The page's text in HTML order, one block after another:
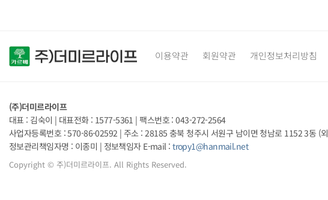
이용약관 회원약관 개인정보처리방침
(주)더미르라이프
대표 : 김숙이 | 대표전화 : 1577-5361 | 팩스번호 : 043-272-2564
사업자등록번호 : 570-86-02592 | 주소 : 28185 충북 청주시 서원구 남이면 청남로 1152 3동 (
정보관리책임자명 : 이종미 | 정보책임자 E-mail :tropy1@hanmail.net
Copyright © 주)더미르라이프. All Rights Reserved.